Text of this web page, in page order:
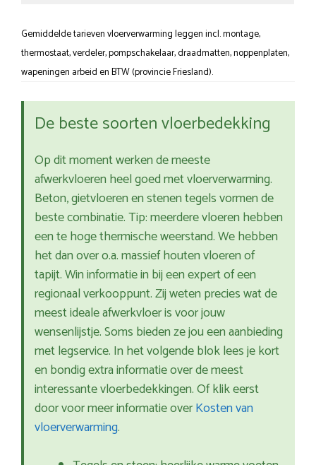
Gemiddelde tarieven vloerverwarming leggen incl. montage,
thermostaat, verdeler, pompschakelaar, draadmatten, noppenplaten,
wapeningen arbeid en BTW (provincie Friesland).
De beste soorten vloerbedekking
Op dit moment werken de meeste
afwerkvloeren heel goed met vloerverwarming.
Beton, gietvloeren en stenen tegels vormen de
beste combinatie. Tip: meerdere vloeren hebben
een te hoge thermische weerstand. We hebben
het dan over o.a. massief houten vloeren of
tapijt. Win informatie in bij een expert of een
regionaal verkooppunt. Zij weten precies wat de
meest ideale afwerkvloer is voor jouw
wensenlijstje. Soms bieden ze jou een aanbieding
met legservice. In het volgende blok lees je kort
en bondig extra informatie over de meest
interessante vloerbedekkingen. Of klik eerst
door voor meer informatie overKosten van
vloerverwarming.